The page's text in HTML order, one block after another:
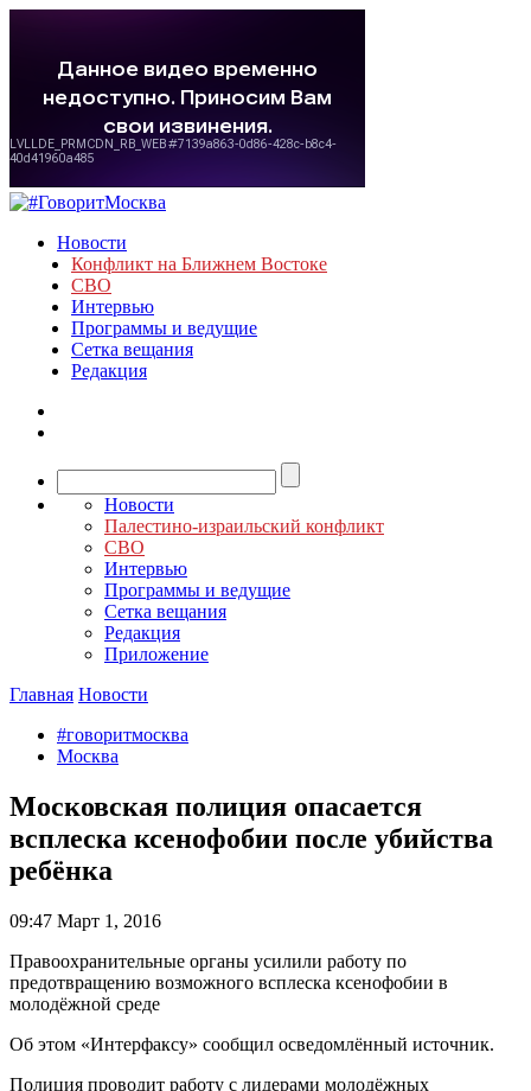
Новости
Конфликт на Ближнем Востоке
СВО
Интервью
Программы и ведущие
Сетка вещания
Редакция
Новости
Палестино-израильский конфликт
СВО
Интервью
Программы и ведущие
Сетка вещания
Редакция
Приложение
Главная Новости
#говоритмосква
Москва
Московская полиция опасается
всплеска ксенофобии после убийства
ребёнка
09:47 Март 1, 2016
Правоохранительные органы усилили работу по
предотвращению возможного всплеска ксенофобии в
молодёжной среде
Об этом «Интерфаксу» сообщил осведомлённый источник.
Полиция проводит работу с лидерами молодёжных